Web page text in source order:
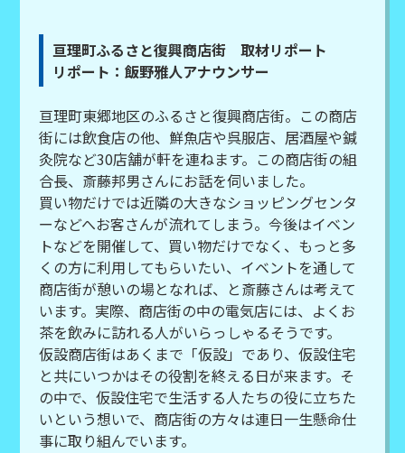
亘理町ふるさと復興商店街 取材リポート
リポート：飯野雅人アナウンサー
亘理町東郷地区のふるさと復興商店街。この商店
街には飲食店の他、鮮魚店や呉服店、居酒屋や鍼
灸院など30店舗が軒を連ねます。この商店街の組
合長、斎藤邦男さんにお話を伺いました。
買い物だけでは近隣の大きなショッピングセンタ
ーなどへお客さんが流れてしまう。今後はイベン
トなどを開催して、買い物だけでなく、もっと多
くの方に利用してもらいたい、イベントを通して
商店街が憩いの場となれば、と斎藤さんは考えて
います。実際、商店街の中の電気店には、よくお
茶を飲みに訪れる人がいらっしゃるそうです。
仮設商店街はあくまで「仮設」であり、仮設住宅
と共にいつかはその役割を終える日が来ます。そ
の中で、仮設住宅で生活する人たちの役に立ちた
いという想いで、商店街の方々は連日一生懸命仕
事に取り組んでいます。